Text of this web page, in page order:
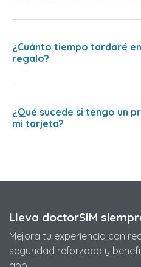
¿Cuánto tiempo tardaré
regalo?
¿Qué sucede si tengo un
mi tarjeta?
Lleva doctorSIM
Mejora tu experiencia con
seguridad reforzada y